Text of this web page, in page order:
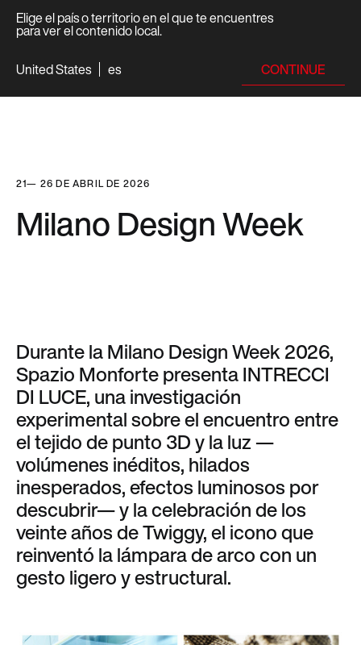
Elige el país o territorio en el que te encuentres
para ver el contenido local.
United States
es CONTINUE
21— 26 DE ABRIL DE 2026
Milano Design Week
Durante la Milano Design Week 2026,
Spazio Monforte presenta INTRECCI
DI LUCE, una investigación
experimental sobre el encuentro entre
el tejido de punto 3D y la luz —
volúmenes inéditos, hilados
inesperados, efectos luminosos por
descubrir— y la celebración de los
veinte años de Twiggy, el icono que
reinventó la lámpara de arco con un
gesto ligero y estructural.